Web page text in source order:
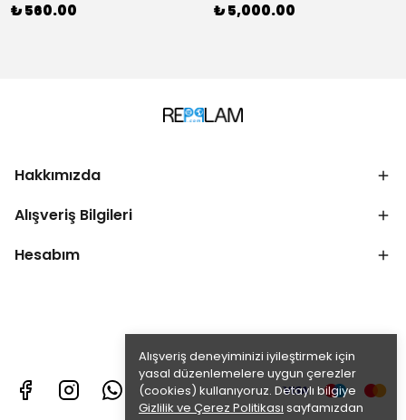
Alışveriş deneyiminizi iyileştirmek için
yasal düzenlemelere uygun çerezler
(cookies) kullanıyoruz. Detaylı bilgiye
Gizlilik ve Çerez Politikası sayfamızdan
₺ 560.00 ₺ 5,000.00
Hakkımızda
Alışveriş Bilgileri
Hesabım